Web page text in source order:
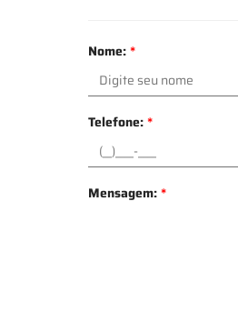
Nome:*
Telefone:*
Mensagem:*